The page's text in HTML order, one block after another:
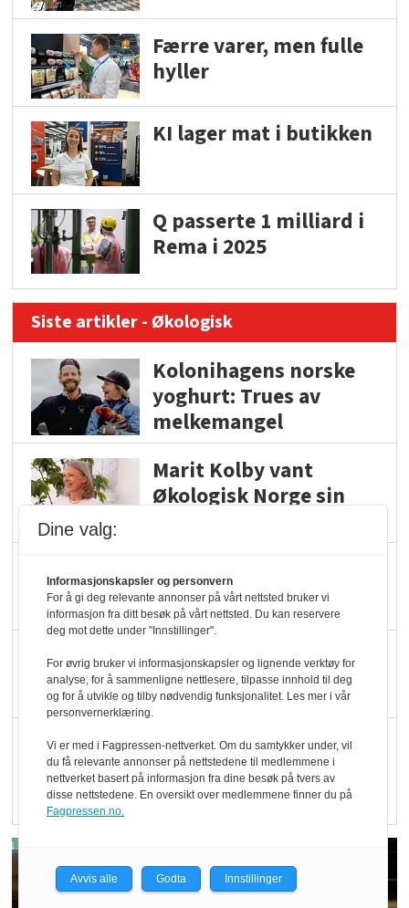
Færre varer, men fulle
hyller
KI lager mat i butikken
Q passerte 1 milliard i
Rema i 2025
Siste artikler - Økologisk
Kolonihagens norske
yoghurt: Trues av
melkemangel
Marit Kolby vant
Økologisk Norge sin
økologisk i butikkhylla
Kolonihagen sliter
med å få tak i nok melk
Rapport: Økokundene
er klare! Er markedet
det?
Dine valg:
Informasjonskapsler og personvern
For å gi deg relevante annonser på vårt nettsted bruker vi
informasjon fra ditt besøk på vårt nettsted. Du kan reservere
deg mot dette under "Innstillinger".
For øvrig bruker vi informasjonskapsler og lignende verktøy for
analyse, for å sammenligne nettlesere, tilpasse innhold til deg
og for å utvikle og tilby nødvendig funksjonalitet. Les mer i vår
personvernerklæring.
Vi er med i Fagpressen-nettverket. Om du samtykker under, vil
du få relevante annonser på nettstedene til medlemmene i
nettverket basert på informasjon fra dine besøk på tvers av
disse nettstedene. En oversikt over medlemmene finner du på
Fagpressen.no.
Avvis alle Godta Innstillinger